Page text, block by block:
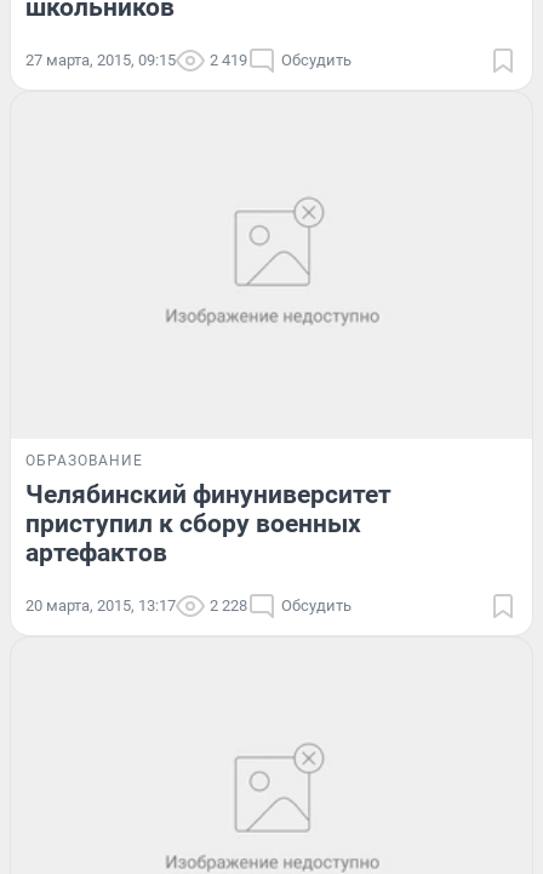
школьников
27 марта, 2015, 09:15 2 419 Обсудить
ОБРАЗОВАНИЕ
Челябинский финуниверситет
приступил к сбору военных
артефактов
20 марта, 2015, 13:17 2 228 Обсудить